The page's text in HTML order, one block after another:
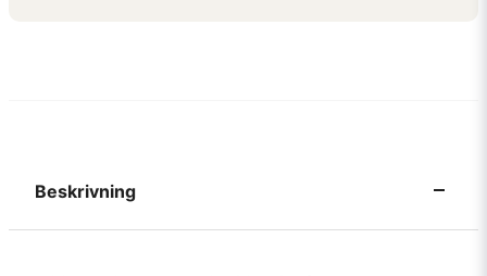
Beskrivning